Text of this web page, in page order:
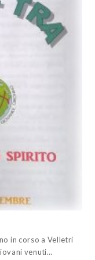
in corso a Velletri
venuti…